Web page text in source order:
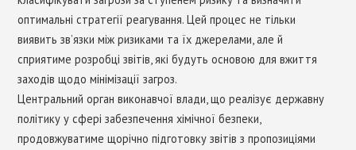
оптимальні стратегії реагування. Цей процес не тільки
виявить зв’язки між ризиками та їх джерелами, але й
сприятиме розробці звітів, які будуть основою для вжиття
заходів щодо мінімізації загроз.
Центральний орган виконавчої влади, що реалізує державну
політику у сфері забезпечення хімічної безпеки,
продовжуватиме щорічно підготовку звітів з пропозиціями